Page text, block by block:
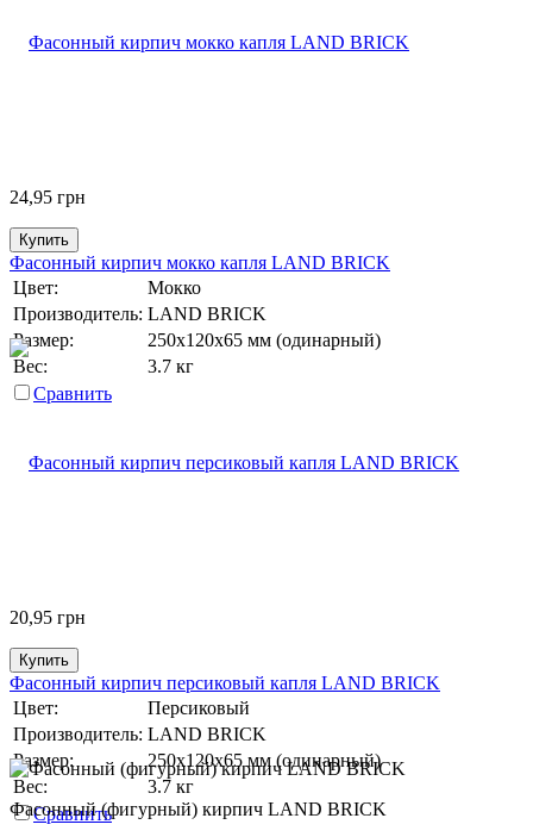
24,95 грн
Купить
Фасонный кирпич мокко капля LAND BRICK
Цвет:
Мокко
Производитель: LAND BRICK
Размер:
250х120х65 мм (одинарный)
Вес:
3.7 кг
Сравнить
20,95 грн
Купить
Фасонный кирпич персиковый капля LAND BRICK
Цвет:
Персиковый
Производитель: LAND BRICK
Размер:
250х120х65 мм (одинарный)
Вес:
3.7 кг
Сравнить
Фасонный (фигурный) кирпич LAND BRICK